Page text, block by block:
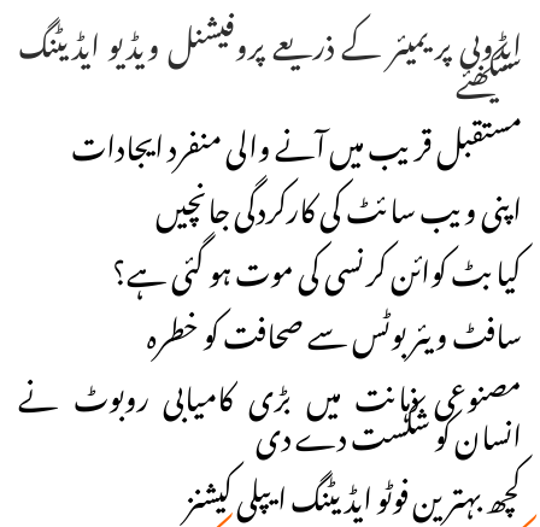
ایڈوبی پریمیئر کے ذریعے پروفیشنل ویڈیو ایڈیٹنگ
سیکھئے
مستقبل قریب میں آنے والی منفرد ایجادات
اپنی ویب سائٹ کی کارکردگی جانچیں
کیا بٹ کوائن کرنسی کی موت ہو گئی ہے؟
سافٹ ویئر بوٹس سے صحافت کو خطرہ
مصنوعی ذہانت میں بڑی کامیابی روبوٹ نے
انسان کو شکست دے دی
کچھ بہترین فوٹو ایڈیٹنگ ایپلی کیشنز